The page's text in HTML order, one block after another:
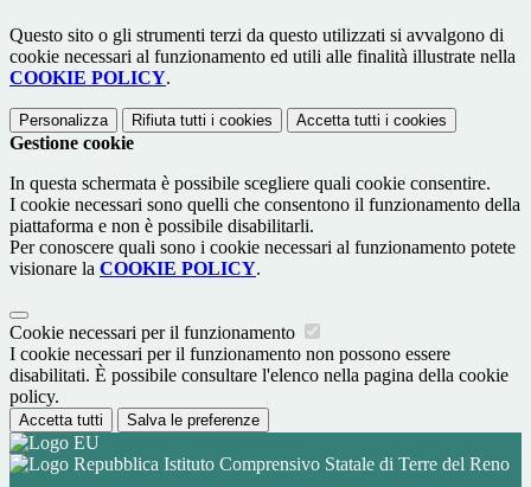
Questo sito o gli strumenti terzi da questo utilizzati si avvalgono di
cookie necessari al funzionamento ed utili alle finalità illustrate nella
COOKIE POLICY.
Personalizza Rifiuta tutti i cookies Accetta tutti i cookies
Gestione cookie
In questa schermata è possibile scegliere quali cookie consentire.
I cookie necessari sono quelli che consentono il funzionamento della
piattaforma e non è possibile disabilitarli.
Per conoscere quali sono i cookie necessari al funzionamento potete
visionare la COOKIE POLICY.
Cookie necessari per il funzionamento
I cookie necessari per il funzionamento non possono essere
disabilitati. È possibile consultare l'elenco nella pagina della cookie
policy.
Accetta tutti Salva le preferenze
Istituto Comprensivo Statale di Terre del Reno